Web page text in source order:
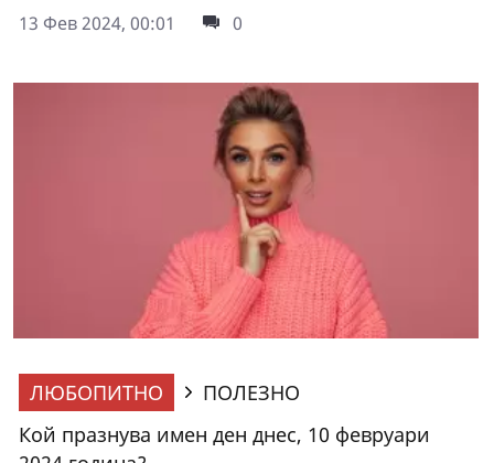
13 Фев 2024, 00:01
0
ЛЮБОПИТНО
ПОЛЕЗНО
Кой празнува имен ден днес, 10 февруари